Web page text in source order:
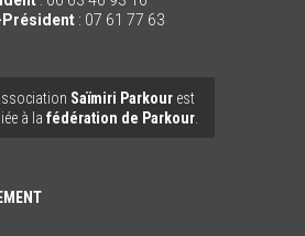
: 07 61 77 63
Saïmiri Parkourest
à la fédération de Parkour.